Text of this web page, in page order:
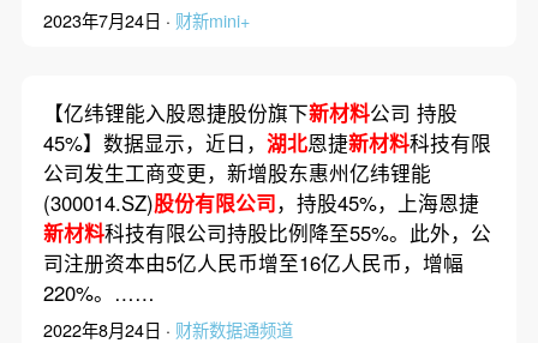
2023年7月24日 · 财新mini+
【亿纬锂能入股恩捷股份旗下新材料公司 持股
45%】数据显示，近日， 湖北恩捷新材料科技有限
公司发生工商变更，新增股东惠州亿纬锂能
(300014.SZ)股份有限公司，持股45%，上海恩捷
新材料科技有限公司持股比例降至55%。此外，公
司注册资本由5亿人民币增至16亿人民币，增幅
220%。……
2022年8月24日 · 财新数据通频道